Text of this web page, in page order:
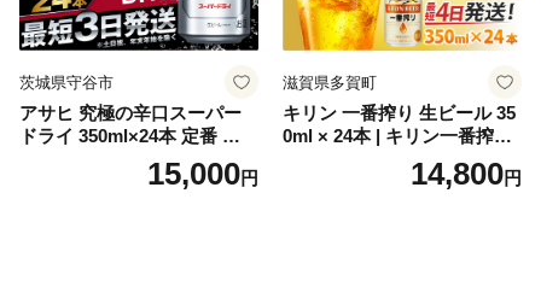
茨城県守谷市
アサヒ 究極の辛口スーパー
ドライ 350ml×24本 定番 ビー
ル 缶ビール 酒 お酒 アルコー
15,000円
滋賀県多賀町
キリン 一番搾り 生ビール 35
0ml × 24本 | キリン一番搾り
キリンビール 一番搾り ビー
ル 24缶 きりんいちばんしぼ
14,800円